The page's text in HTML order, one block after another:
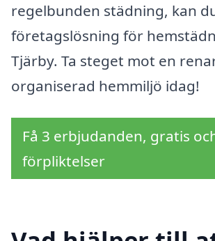
regelbunden städning, kan
företagslösning för
Tjärby. Ta steget mot en
organiserad hemmiljö idag!
Få 3 erbjudanden, gratis
förpliktelser